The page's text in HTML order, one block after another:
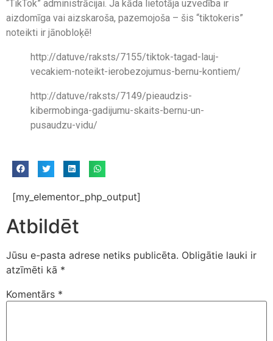
“TikTok” administrācijai. Ja kāda lietotāja uzvedība ir
aizdomīga vai aizskaroša, pazemojoša – šis “tiktokeris”
noteikti ir jānobloķē!
http://datuve/raksts/7155/tiktok-tagad-lauj-
vecakiem-noteikt-ierobezojumus-bernu-kontiem/
http://datuve/raksts/7149/pieaudzis-
kibermobinga-gadijumu-skaits-bernu-un-
pusaudzu-vidu/
[my_elementor_php_output]
Atbildēt
Jūsu e-pasta adrese netiks publicēta. Obligātie lauki ir
atzīmēti kā *
Komentārs *